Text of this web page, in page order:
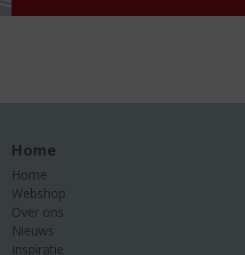
Home
Home
Webshop
Over ons
Nieuws
Inspiratie